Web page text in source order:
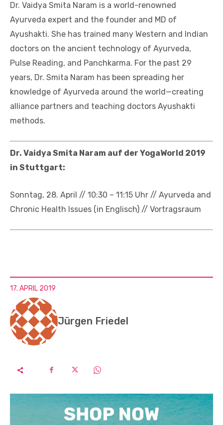
Dr. Vaidya Smita Naram is a world-renowned
Ayurveda expert and the founder and MD of
Ayushakti. She has trained many Western and Indian
doctors on the ancient technology of Ayurveda,
Pulse Reading, and Panchkarma. For the past 29
years, Dr. Smita Naram has been spreading her
knowledge of Ayurveda around the world—creating
alliance partners and teaching doctors Ayushakti
methods.
Dr. Vaidya Smita Naram auf der YogaWorld 2019
in Stuttgart:
Sonntag, 28. April // 10:30 – 11:15 Uhr // Ayurveda and
Chronic Health Issues (in Englisch) // Vortragsraum
17. APRIL 2019
Jürgen Friedel